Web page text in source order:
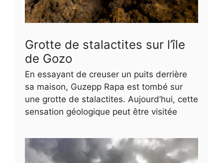
Grotte de stalactites sur l’île
de Gozo
En essayant de creuser un puits derrière
sa maison, Guzepp Rapa est tombé sur
une grotte de stalactites. Aujourd’hui, cette
sensation géologique peut être visitée